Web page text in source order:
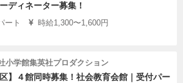
ディネーター募集！
ート
時給1,300〜1,600円
小学館集英社プロダクション
区】４館同時募集！社会教育会館｜受付パー